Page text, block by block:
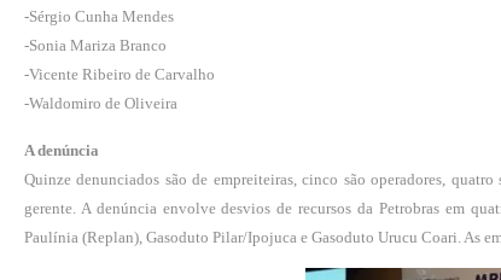
-Sérgio Cunha Mendes
-Sonia Mariza Branco
-Vicente Ribeiro de Carvalho
-Waldomiro de Oliveira
A denúncia
Quinze denunciados são de empreiteiras, cinco são operadores,
gerente. A denúncia envolve desvios de recursos da Petrobras em
Paulínia (Replan), Gasoduto Pilar/Ipojuca e Gasoduto Urucu Coari. As